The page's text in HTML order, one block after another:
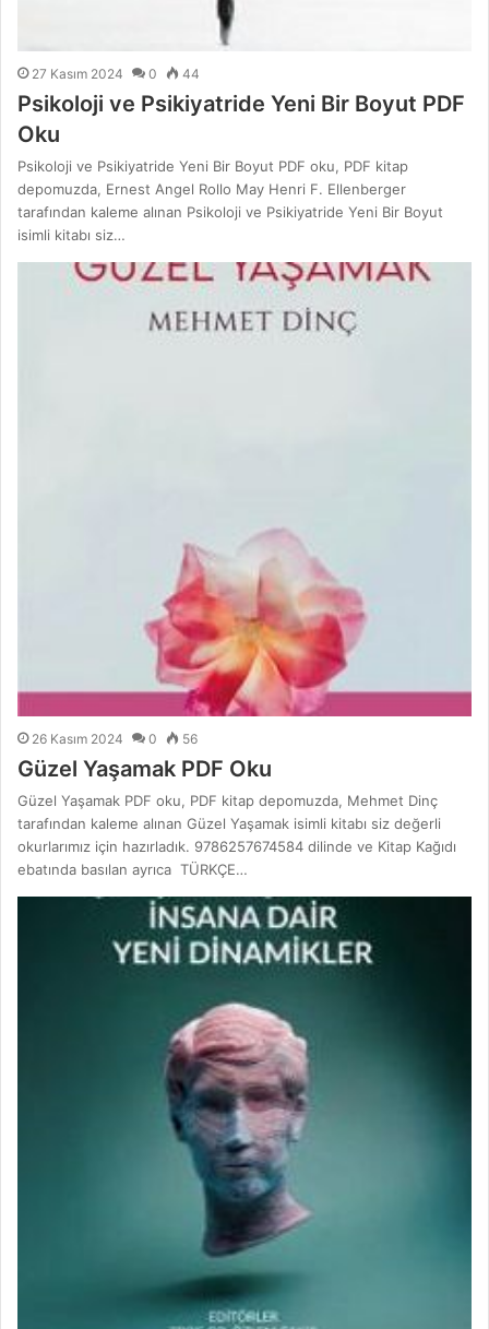
27 Kasım 2024 0 44
Psikoloji ve Psikiyatride Yeni Bir Boyut PDF
Oku
Psikoloji ve Psikiyatride Yeni Bir Boyut PDF oku, PDF kitap
depomuzda, Ernest Angel Rollo May Henri F. Ellenberger
tarafından kaleme alınan Psikoloji ve Psikiyatride Yeni Bir Boyut
isimli kitabı siz…
26 Kasım 2024 0 56
Güzel Yaşamak PDF Oku
Güzel Yaşamak PDF oku, PDF kitap depomuzda, Mehmet Dinç
tarafından kaleme alınan Güzel Yaşamak isimli kitabı siz değerli
okurlarımız için hazırladık. 9786257674584 dilinde ve Kitap Kağıdı
ebatında basılan ayrıca TÜRKÇE…